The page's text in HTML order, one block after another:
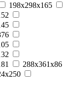
198x298x165
288x361x86